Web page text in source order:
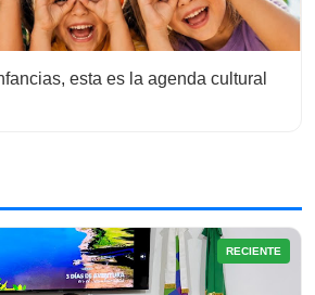
esta es la agenda cultural
RECIENTE